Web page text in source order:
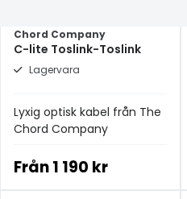
Chord Company
C-lite Toslink-Toslink
Lagervara
Lyxig optisk kabel från The
Chord Company
Från1 190 kr